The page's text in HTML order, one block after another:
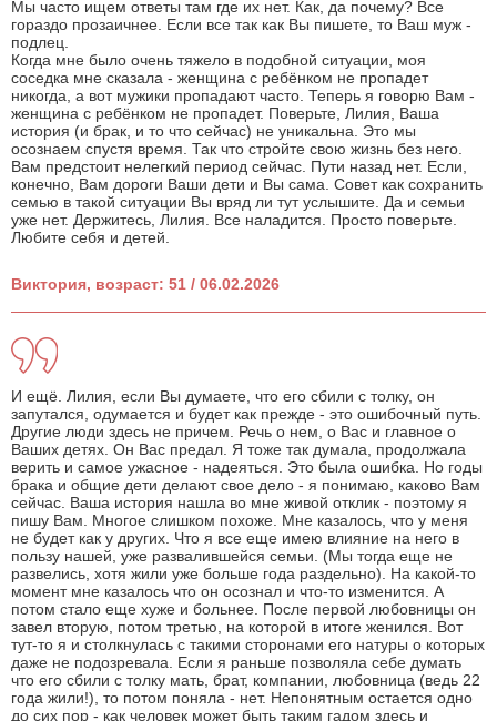
Мы часто ищем ответы там где их нет. Как, да почему? Все
гораздо прозаичнее. Если все так как Вы пишете, то Ваш муж -
подлец.
Когда мне было очень тяжело в подобной ситуации, моя
соседка мне сказала - женщина с ребёнком не пропадет
никогда, а вот мужики пропадают часто. Теперь я говорю Вам -
женщина с ребёнком не пропадет. Поверьте, Лилия, Ваша
история (и брак, и то что сейчас) не уникальна. Это мы
осознаем спустя время. Так что стройте свою жизнь без него.
Вам предстоит нелегкий период сейчас. Пути назад нет. Если,
конечно, Вам дороги Ваши дети и Вы сама. Совет как сохранить
семью в такой ситуации Вы вряд ли тут услышите. Да и семьи
уже нет. Держитесь, Лилия. Все наладится. Просто поверьте.
Любите себя и детей.
Виктория, возраст: 51 / 06.02.2026
И ещё. Лилия, если Вы думаете, что его сбили с толку, он
запутался, одумается и будет как прежде - это ошибочный путь.
Другие люди здесь не причем. Речь о нем, о Вас и главное о
Ваших детях. Он Вас предал. Я тоже так думала, продолжала
верить и самое ужасное - надеяться. Это была ошибка. Но годы
брака и общие дети делают свое дело - я понимаю, каково Вам
сейчас. Ваша история нашла во мне живой отклик - поэтому я
пишу Вам. Многое слишком похоже. Мне казалось, что у меня
не будет как у других. Что я все еще имею влияние на него в
пользу нашей, уже развалившейся семьи. (Мы тогда еще не
развелись, хотя жили уже больше года раздельно). На какой-то
момент мне казалось что он осознал и что-то изменится. А
потом стало еще хуже и больнее. После первой любовницы он
завел вторую, потом третью, на которой в итоге женился. Вот
тут-то я и столкнулась с такими сторонами его натуры о которых
даже не подозревала. Если я раньше позволяла себе думать
что его сбили с толку мать, брат, компании, любовница (ведь 22
года жили!), то потом поняла - нет. Непонятным остается одно
до сих пор - как человек может быть таким гадом здесь и